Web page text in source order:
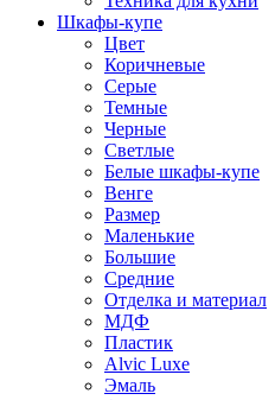
Шкафы-купе
Цвет
Коричневые
Серые
Темные
Черные
Светлые
Белые шкафы-купе
Венге
Размер
Маленькие
Большие
Средние
Отделка и материал
МДФ
Пластик
Alvic Luxe
Эмаль